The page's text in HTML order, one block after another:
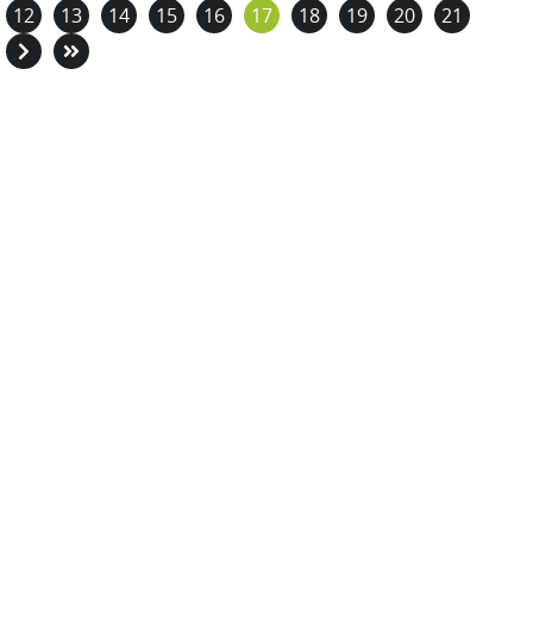
12 13 14 15 16 17 18 19 20 21